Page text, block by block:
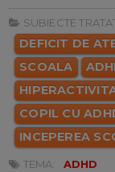
SUBIECTE
DEFICIT DE
SCOALA
COPIL CU
INCEPEREA
TEMA: ADHD